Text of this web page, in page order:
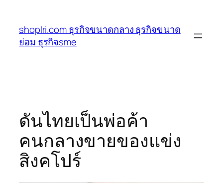
เนื้อหา
shoplri.com ธุรกิจขนาดกลาง ธุรกิจขนาด
ย่อม ธุรกิจsme
ดันไทยเป็นพ่อค้า
คนกลางขายของแข่ง
สิงคโปร์